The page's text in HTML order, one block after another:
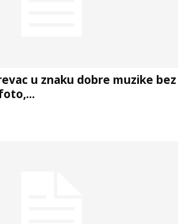
u znaku dobre muzike bez